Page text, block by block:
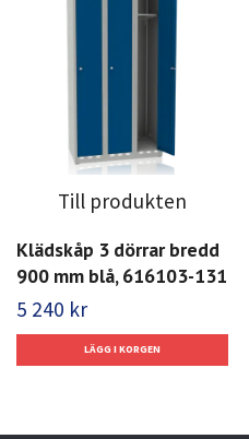
Till produkten
Klädskåp 3 dörrar bredd
900 mm blå, 616103-131
5 240 kr